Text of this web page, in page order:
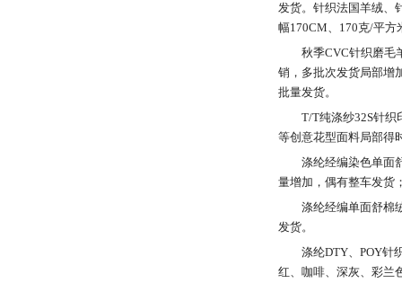
发货。针织法国羊绒、
幅170CM、170克/平方
秋季CVC针织磨毛
销，多批次发货局部增
批量发货。
T/T纯涤纱32S针
等创意花型面料局部得
涤纶经编染色单面
量增加，偶有整车发货
涤纶经编单面舒棉
发货。
涤纶DTY、POY针
红、咖啡、深灰、彩兰